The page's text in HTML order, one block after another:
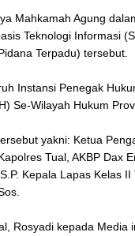
Mahkamah Agung
Teknologi Informasi
Terpadu) tersebut.
Instansi Penegak
Se-Wilayah Hukum
yakni: Ketua
Tual, AKBP Dax
Kepala Lapas Kelas
Rosyadi kepada